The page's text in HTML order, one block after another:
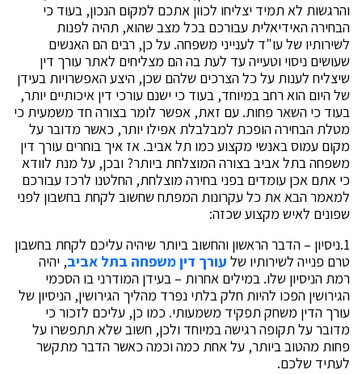
והרגשות לא תמיד יצליחו לכוון אתכם למקום הנכון, בעוד כי
הבחירה האידיאלית עבורכם בכל מצב שהוא, תהיה לפנות
לשירותיו של עו"ד לענייני משפחה. על כן, רבים הם האנשים
שעושים ניסוי וטעייה עד לעת בה הם מצליחים לאתר עורך דין
שיצליח לענות על כל הצרכים שלהם שכן, היצע האפשרויות בעידן
של היום הוא רחב במיוחד, בעוד כי ישנם עורכי דין איכותיים יותר,
בעוד כי השאר פחות. עם זאת, אפשר לומר בצורה חד משמעית כי
מטלת הבחירה הופכת למבלבלת אפילו יותר, כאשר מדובר על
מקום עמוס באנשי מקצוע כמו תל אביב. אז איך בוחרים עורך דין
משפחה בתל אביב בצורה המוצלחת ביותר? ובכן, על מנת לוודא
כי אתם אכן עומדים בפני בחירה מוצלחת, החלטנו לרכז עבורכם
למאמר הבא את כל עקרונות המפתח שחשוב לקחת בחשבון לפני
שפונים לאיש מקצוע שכזה:
1.ניסיון – הדבר הראשון והחשוב ביותר שיהיה עליכם לקחת בחשבון
טרם פנייה לשירותיו של עורך דין משפחה בתל אביב, יהיה
רמת הניסיון שלו. במילים אחרות – בעידן המודרני בו הסכמי
הגירושין הפכו להיות חלק בלתי נפרד מהליך הגירושין, הניסיון של
עורך הדין משחק תפקיד משמעותי. כמו כן, עליכם לזכור כי
מדובר על תקופה רגישה במיוחד ולכן, חשוב שלא תתפשרו על
פחות מהטוב ביותר, על אחת כמה וכמה כאשר הדבר מתקשר
לעתיד שלכם.